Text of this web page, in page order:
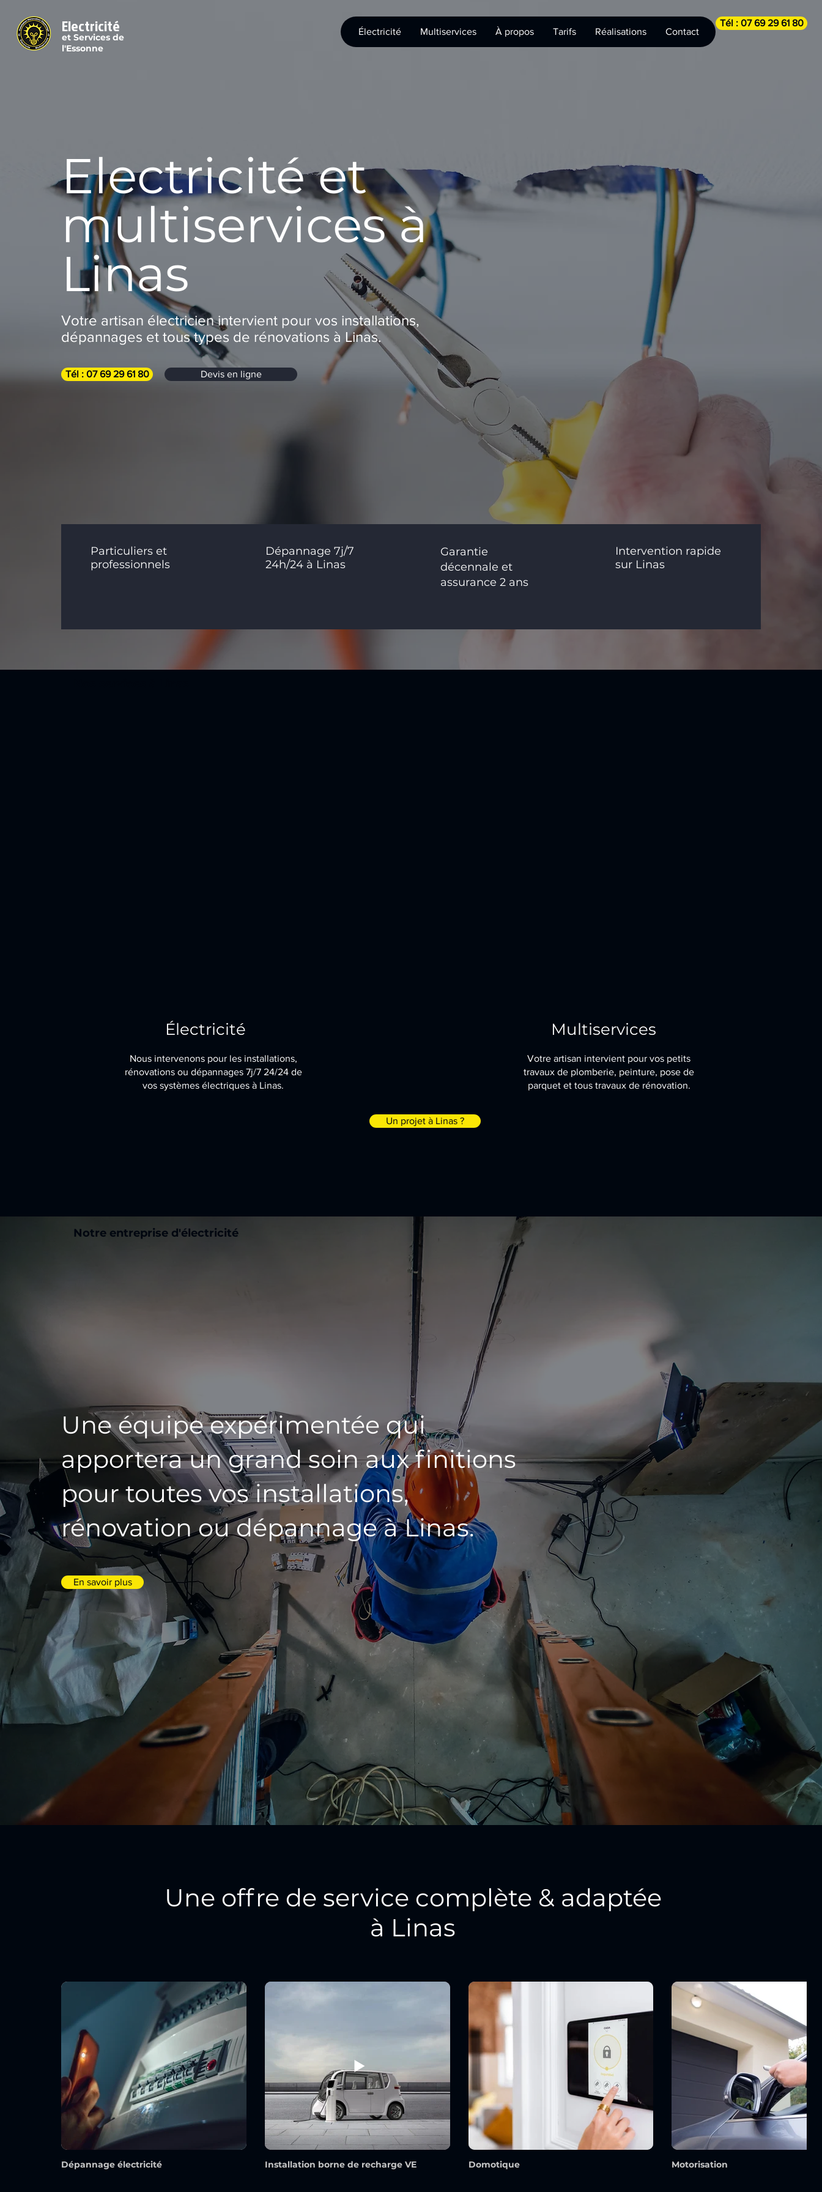
Electricité
et Services de
l'Essonne
Électricité Multiservices À propos Tarifs Réalisations Contact
Tél : 07 69 29 61 80
Electricité et
multiservices à
Linas
Votre artisan électricien intervient pour vos installations,
dépannages et tous types de rénovations à Linas.
Tél : 07 69 29 61 80 Devis en ligne
Particuliers et
professionnels
Dépannage 7j/7
24h/24 à Linas
Garantie
décennale et
assurance 2 ans
Intervention rapide
sur Linas
Électricité
Nous intervenons pour les installations,
rénovations ou dépannages 7j/7 24/24 de
vos systèmes électriques à Linas.
Multiservices
Votre artisan intervient pour vos petits
travaux de plomberie, peinture, pose de
parquet et tous travaux de rénovation.
Un projet à Linas ?
Notre entreprise d'électricité
Une équipe expérimentée qui
apportera un grand soin aux finitions
pour toutes vos installations,
rénovation ou dépannage à Linas.
En savoir plus
Une offre de service complète & adaptée
à Linas
Dépannage électricité Installation borne de recharge VE Domotique Motorisation